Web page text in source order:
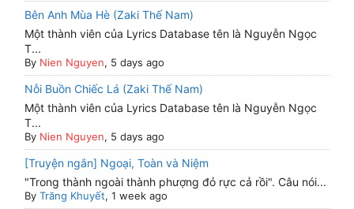
Bên Anh Mùa Hè (Zaki Thế Nam)
Một thành viên của Lyrics Database tên là Nguyễn Ngọc
T...
By Nien Nguyen, 5 days ago
Nỗi Buồn Chiếc Lá (Zaki Thế Nam)
Một thành viên của Lyrics Database tên là Nguyễn Ngọc
T...
By Nien Nguyen, 5 days ago
[Truyện ngắn] Ngoại, Toàn và Niệm
"Trong thành ngoài thành phượng đỏ rực cả rồi". Câu nói...
By Trăng Khuyết, 1 week ago